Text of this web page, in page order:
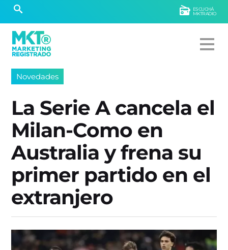
ESCUCHÁ
MKTRADIO
Novedades
La Serie A cancela el
Milan-Como en
Australia y frena su
primer partido en el
extranjero